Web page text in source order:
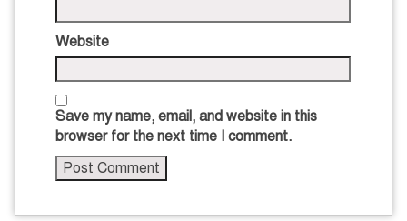
Website
Save my name, email, and website in this
browser for the next time I comment.